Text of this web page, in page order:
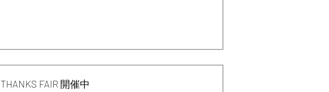
THANKS FAIR 開催中